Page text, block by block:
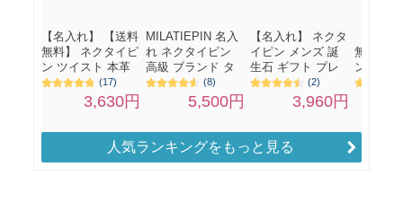
人気ランキングをもっと見る